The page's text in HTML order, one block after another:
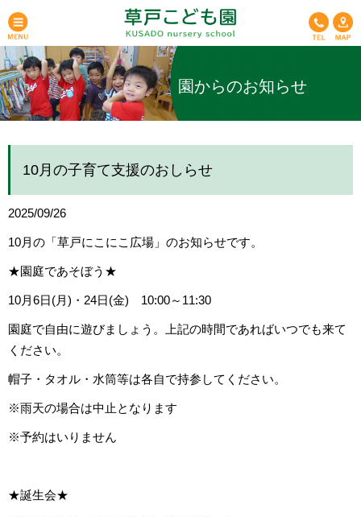
園からのお知らせ
10月の子育て支援のおしらせ
2025/09/26
10月の「草戸にこにこ広場」のお知らせです。
★園庭であそぼう★
10月6日(月)・24日(金) 10:00～11:30
園庭で自由に遊びましょう。上記の時間であればいつでも来て
ください。
帽子・タオル・水筒等は各自で持参してください。
※雨天の場合は中止となります
※予約はいりません
★誕生会★